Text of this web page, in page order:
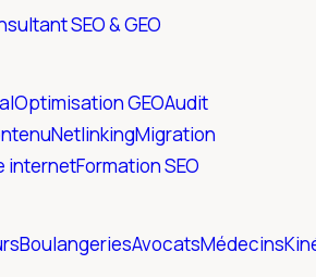
SEO & GEO
Optimisation GEOAudit
NetlinkingMigration
internetFormation SEO
BoulangeriesAvocatsMédecins